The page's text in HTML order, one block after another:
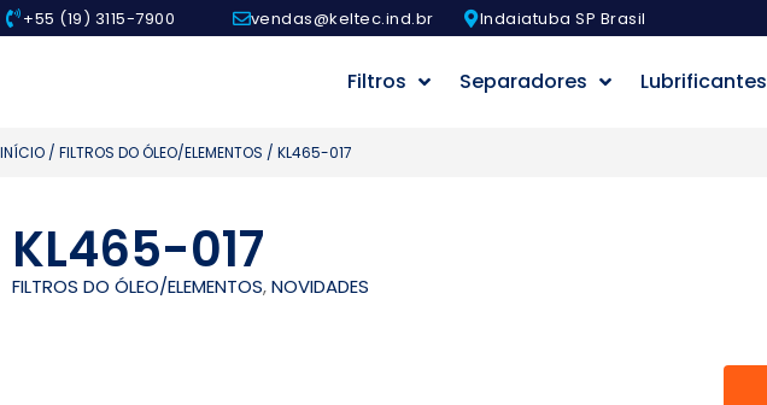
+55 (19) 3115-7900 vendas@keltec.ind.br Indaiatuba SP Brasil
Filtros Separadores Lubrificantes
INÍCIO / FILTROS DO ÓLEO/ELEMENTOS / KL465-017
KL465-017
FILTROS DO ÓLEO/ELEMENTOS,NOVIDADES